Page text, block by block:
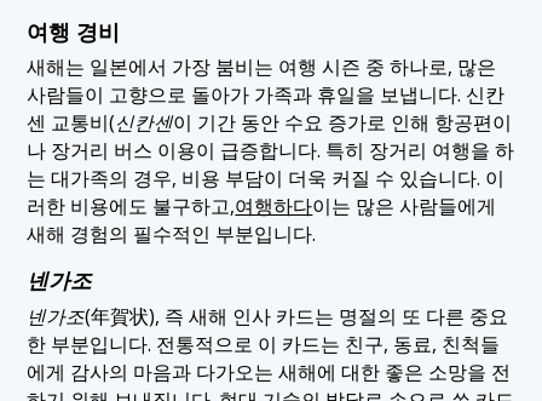
여행 경비
새해는 일본에서 가장 붐비는 여행 시즌 중 하나로, 많은
사람들이 고향으로 돌아가 가족과 휴일을 보냅니다. 신칸
센 교통비(신칸센이 기간 동안 수요 증가로 인해 항공편이
나 장거리 버스 이용이 급증합니다. 특히 장거리 여행을 하
는 대가족의 경우, 비용 부담이 더욱 커질 수 있습니다. 이
러한 비용에도 불구하고,여행하다이는 많은 사람들에게
새해 경험의 필수적인 부분입니다.
넨가조
넨가조(年賀状), 즉 새해 인사 카드는 명절의 또 다른 중요
한 부분입니다. 전통적으로 이 카드는 친구, 동료, 친척들
에게 감사의 마음과 다가오는 새해에 대한 좋은 소망을 전